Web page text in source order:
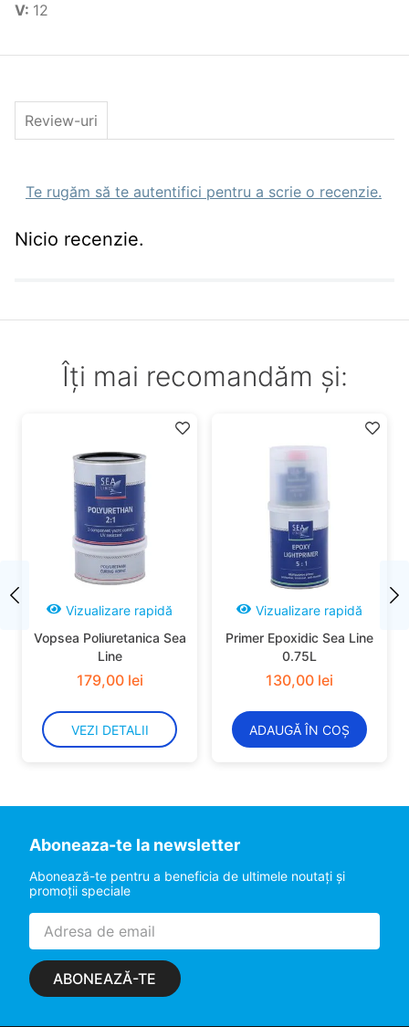
V: 12
Review-uri
Te rugăm să te autentifici pentru a scrie o recenzie.
Nicio recenzie.
Îți mai recomandăm și:
Vizualizare rapidă
Vopsea Poliuretanica Sea
Line
179,00 lei
VEZI DETALII
Vizualizare rapidă
Primer Epoxidic Sea Line
0.75L
130,00 lei
ADAUGĂ ÎN COȘ
Aboneaza-te la newsletter
Abonează-te pentru a beneficia de ultimele noutaţi şi
promoţii speciale
ABONEAZĂ-TE